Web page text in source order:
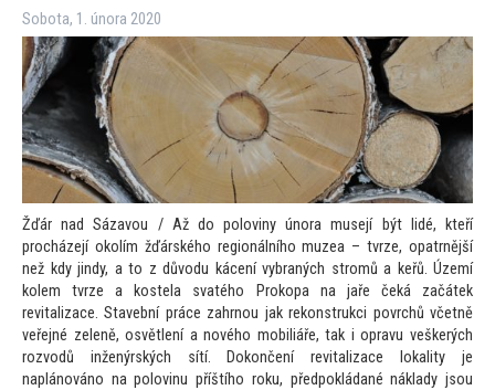
Sobota, 1. února 2020
Žďár nad Sázavou / Až do poloviny února musejí být lidé, kteří
procházejí okolím žďárského regionálního muzea – tvrze, opatrnější
než kdy jindy, a to z důvodu kácení vybraných stromů a keřů. Území
kolem tvrze a kostela svatého Prokopa na jaře čeká začátek
revitalizace. Stavební práce zahrnou jak rekonstrukci povrchů včetně
veřejné zeleně, osvětlení a nového mobiliáře, tak i opravu veškerých
rozvodů inženýrských sítí. Dokončení revitalizace lokality je
naplánováno na polovinu příštího roku, předpokládané náklady jsou